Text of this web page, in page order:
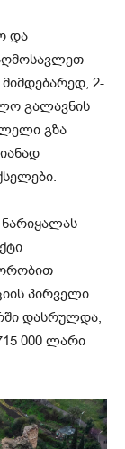
და
2-
გალავნის
გზა
პირველი
დასრულდა,
000 ლარი